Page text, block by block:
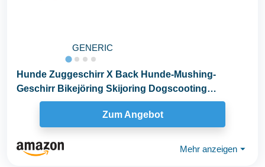
GENERIC
Hunde Zuggeschirr X Back Hunde-Mushing-
Geschirr Bikejöring Skijoring Dogscooting
Canicross...
Zum Angebot
Mehr anzeigen ⏷